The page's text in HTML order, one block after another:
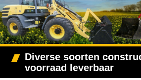
Diverse soorten
voorraad leverbaar